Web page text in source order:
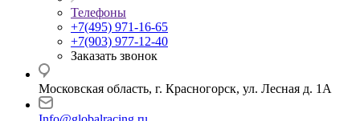
Телефоны
+7(495) 971-16-65
+7(903) 977-12-40
Заказать звонок
Московская область, г. Красногорск, ул. Лесная д. 1А